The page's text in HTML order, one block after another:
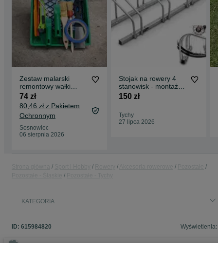
Zestaw malarski
remontowy wałki
pędzle akcesoria
74 zł
80,46 zł z Pakietem
Ochronnym
Sosnowiec
06 sierpnia 2026
Stojak na rowery 4
stanowisk - montaż
pionowy lub poziomy
150 zł
Tychy
27 lipca 2026
KATEGORIA
ID: 615984820 Wyświetlenia: